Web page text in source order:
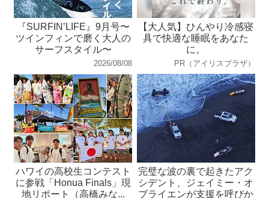
『SURFIN’LIFE』9月号〜
ツインフィンで磨く大人の
サーフスタイル〜
2026/08/08
【大人気】ひんやり冷感寝
具で快適な睡眠をあなた
に。
PR（アイリスプラザ）
ハワイの高校生コンテスト
に参戦「Honua Finals」現
地リポート（高橋みな...
完璧な波の裏で起きたアク
シデント、ジェイミー・オ
ブライエンが支援を呼びか